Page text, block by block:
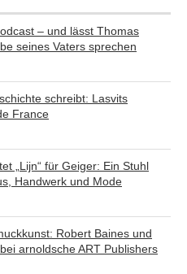
– und lässt Thomas
seines Vaters sprechen
schreibt: Lasvits
France
„Lijn“ für Geiger: Ein Stuhl
Handwerk und Mode
Robert Baines und
arnoldsche ART Publishers